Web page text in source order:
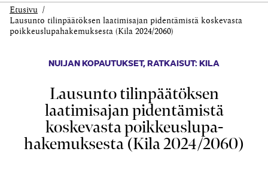
Etusivu
Lausunto tilinpäätöksen laatimisajan pidentämistä koskevasta
poikkeuslupa­hakemuksesta (Kila 2024/2060)
NUIJAN KOPAUTUKSET,RATKAISUT: KILA
Lausunto tilinpäätöksen
laatimisajan pidentämistä
koskevasta poikkeuslupa­
hakemuksesta (Kila 2024/2060)